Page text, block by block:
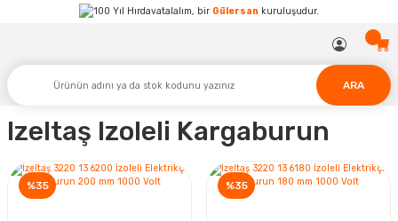
Hırdavatalalım, bir Gülersan kuruluşudur.
ARA
Izeltaş Izoleli Kargaburun
%35 %35